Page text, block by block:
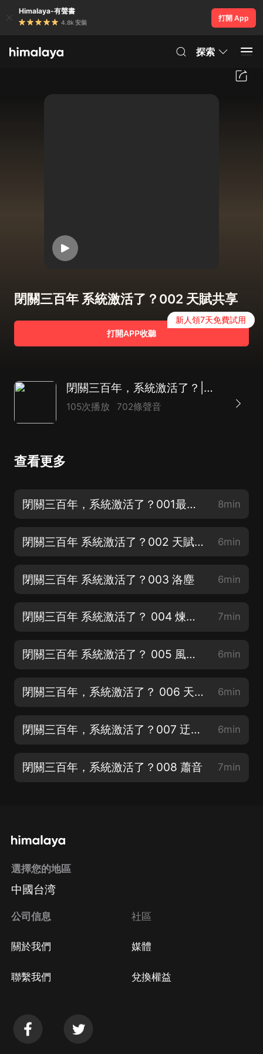
Himalaya-有聲書
4.8k 安裝
打開 App
探索
閉關三百年 系統激活了？002 天賦共享
打開APP收聽
新人領7天免費試用
閉關三百年，系統激活了？|爆笑|玄幻|系統流|【多人精品有聲劇】
105次播放 702條聲音
查看更多
閉關三百年，系統激活了？001最強系統 8min
閉關三百年 系統激活了？002 天賦共享 6min
閉關三百年 系統激活了？003 洛塵 6min
閉關三百年 系統激活了？ 004 煉丹師？ 7min
閉關三百年 系統激活了？ 005 風家家主 6min
閉關三百年，系統激活了？ 006 天賦共享 6min
閉關三百年，系統激活了？007 迂腐的洛逸 6min
閉關三百年，系統激活了？008 蕭音 7min
選擇您的地區
中國台湾
公司信息
關於我們
聯繫我們
社區
媒體
兌換權益